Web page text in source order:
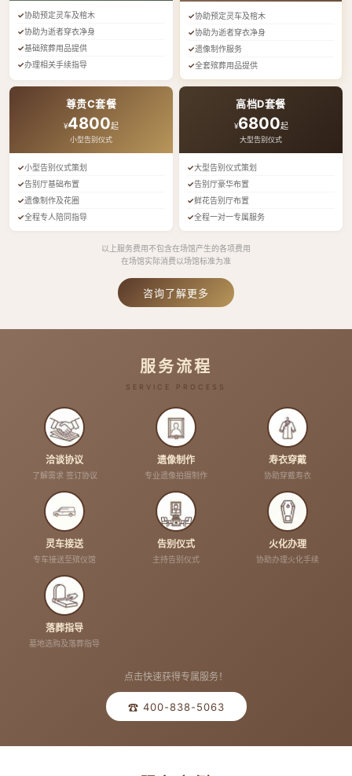
协助预定灵车及棺木
协助为逝者穿衣净身
基础殡葬用品提供
办理相关手续指导
协助预定灵车及棺木
协助为逝者穿衣净身
遗像制作服务
全套殡葬用品提供
尊贵C套餐
¥4800起
小型告别仪式
小型告别仪式策划
告别厅基础布置
遗像制作及花圈
全程专人陪同指导
高档D套餐
¥6800起
大型告别仪式
大型告别仪式策划
告别厅豪华布置
鲜花告别厅布置
全程一对一专属服务
以上服务费用不包含在场馆产生的各项费用
在场馆实际消费以场馆标准为准
咨询了解更多
服务流程
SERVICE PROCESS
洽谈协议
了解需求 签订协议
遗像制作
专业遗像拍摄制作
寿衣穿戴
协助穿戴寿衣
灵车接送
专车接送至殡仪馆
告别仪式
主持告别仪式
火化办理
协助办理火化手续
落葬指导
墓地选购及落葬指导
点击快速获得专属服务！
☎ 400-838-5063